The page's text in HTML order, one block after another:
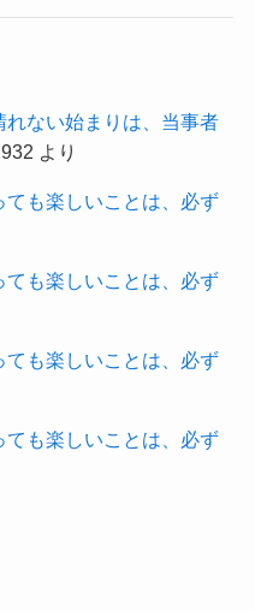
ない始まりは、当事者
より
も楽しいことは、必ず
も楽しいことは、必ず
も楽しいことは、必ず
も楽しいことは、必ず